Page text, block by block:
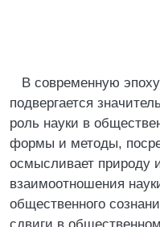
В современную
подвергается
роль науки в
формы и методы,
осмысливает природу
взаимоотношения
общественного